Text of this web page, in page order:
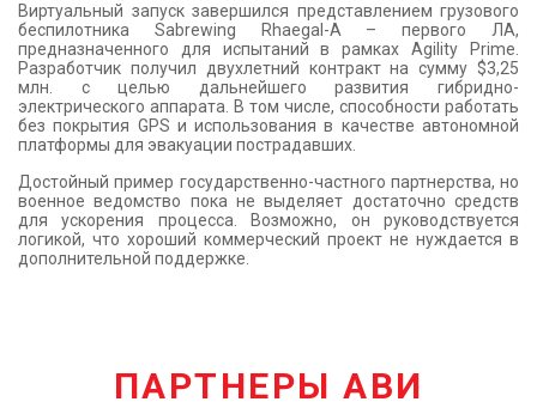
Виртуальный запуск завершился представлением грузового
беспилотника Sabrewing Rhaegal-A – первого ЛА,
предназначенного для испытаний в рамках Agility Prime.
Разработчик получил двухлетний контракт на сумму $3,25
млн. с целью дальнейшего развития гибридно-
электрического аппарата. В том числе, способности работать
без покрытия GPS и использования в качестве автономной
платформы для эвакуации пострадавших.
Достойный пример государственно-частного партнерства, но
военное ведомство пока не выделяет достаточно средств
для ускорения процесса. Возможно, он руководствуется
логикой, что хороший коммерческий проект не нуждается в
дополнительной поддержке.
ПАРТНЕРЫ АВИ